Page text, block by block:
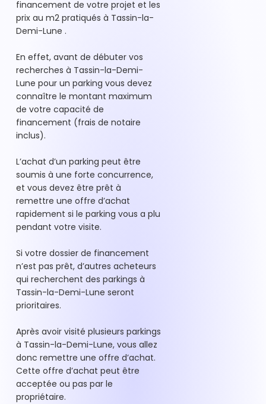
financement de votre projet et les
prix au m2 pratiqués à Tassin-la-
Demi-Lune .
En effet, avant de débuter vos
recherches à Tassin-la-Demi-
Lune pour un parking vous devez
connaître le montant maximum
de votre capacité de
financement (frais de notaire
inclus).
L’achat d’un parking peut être
soumis à une forte concurrence,
et vous devez être prêt à
remettre une offre d’achat
rapidement si le parking vous a plu
pendant votre visite.
Si votre dossier de financement
n’est pas prêt, d’autres acheteurs
qui recherchent des parkings à
Tassin-la-Demi-Lune seront
prioritaires.
Après avoir visité plusieurs parkings
à Tassin-la-Demi-Lune, vous allez
donc remettre une offre d’achat.
Cette offre d’achat peut être
acceptée ou pas par le
propriétaire.